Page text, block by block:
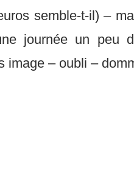
semble-t-il) –
journée un peu
image – oubli –